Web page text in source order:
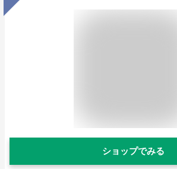
ショップでみる